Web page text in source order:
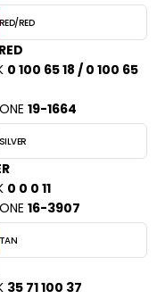
RED/RED
0 100 65 18 / 0 100 65
19-1664
SILVER
0 0 0 11
16-3907
TAN
35 71 100 37